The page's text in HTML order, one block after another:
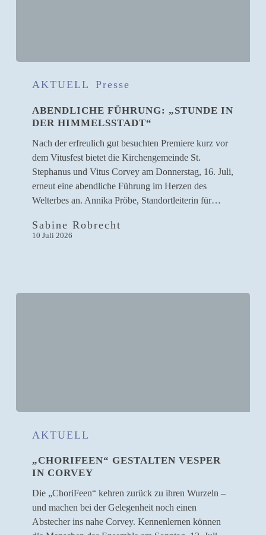
Führung:
Himmelsstadt“
AKTUELL Presse
ABENDLICHE FÜHRUNG: „STUNDE IN
DER HIMMELSSTADT“
Nach der erfreulich gut besuchten Premiere kurz vor
dem Vitusfest bietet die Kirchengemeinde St.
Stephanus und Vitus Corvey am Donnerstag, 16. Juli,
erneut eine abendliche Führung im Herzen des
Welterbes an. Annika Pröbe, Standortleiterin für…
Sabine Robrecht
10 Juli 2026
gestalten
Corvey
AKTUELL
„CHORIFEEN“ GESTALTEN VESPER
IN CORVEY
Die „ChoriFeen“ kehren zurück zu ihren Wurzeln –
und machen bei der Gelegenheit noch einen
Abstecher ins nahe Corvey. Kennenlernen können